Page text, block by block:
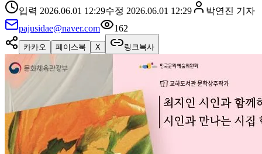
입력 2026.06.01 12:29수정 2026.06.01 12:29 박연진 기자
pajusidae@naver.com
162
카카오 페이스북 X 링크복사